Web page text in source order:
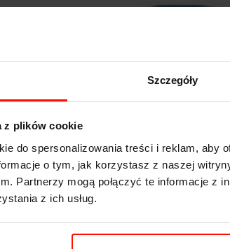
Szczegóły
z plików cookie
do spersonalizowania treści i reklam, aby
o tym, jak korzystasz z naszej
Partnerzy mogą połączyć te informacje z
z ich usług.
Ford Mustang GT4-Pack
od: 469 zł